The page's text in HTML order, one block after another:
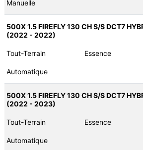
Manuelle
500X 1.5 FIREFLY 130 CH S/S DCT7
(2022 - 2022)
Tout-Terrain Essence
Automatique
500X 1.5 FIREFLY 130 CH S/S DCT7
(2022 - 2023)
Tout-Terrain Essence
Automatique